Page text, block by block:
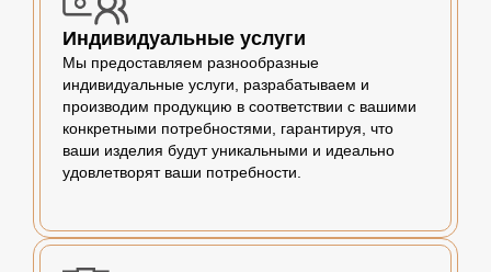
Индивидуальные услуги
Мы предоставляем разнообразные
индивидуальные услуги, разрабатываем и
производим продукцию в соответствии с вашими
конкретными потребностями, гарантируя, что
ваши изделия будут уникальными и идеально
удовлетворят ваши потребности.